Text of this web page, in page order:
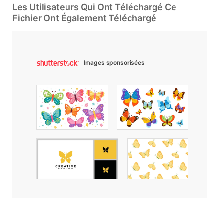
Les Utilisateurs Qui Ont Téléchargé Ce
Fichier Ont Également Téléchargé
Images sponsorisées